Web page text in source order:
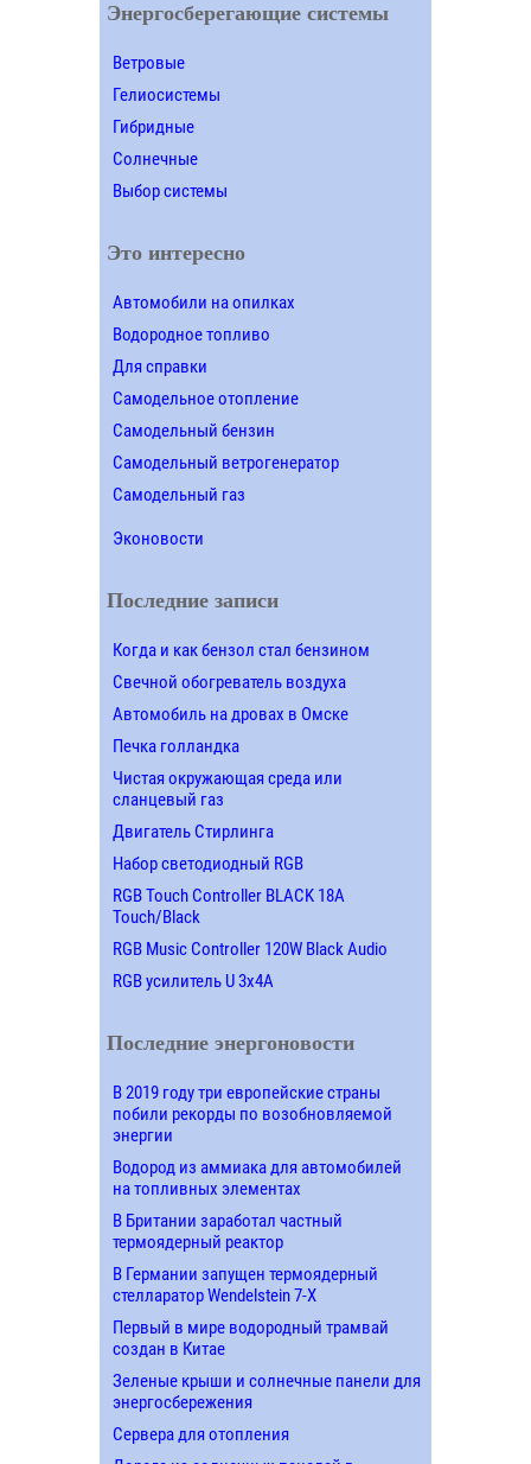
Энергосберегающие системы
Ветровые
Гелиосистемы
Гибридные
Солнечные
Выбор системы
Это интересно
Автомобили на опилках
Водородное топливо
Для справки
Самодельное отопление
Самодельный бензин
Самодельный ветрогенератор
Самодельный газ
Эконовости
Последние записи
Когда и как бензол стал бензином
Свечной обогреватель воздуха
Автомобиль на дровах в Омске
Печка голландка
Чистая окружающая среда или
сланцевый газ
Двигатель Стирлинга
Набор светодиодный RGB
RGB Touch Controller BLACK 18A
Touch/Black
RGB Music Controller 120W Black Audio
RGB усилитель U 3х4A
Последние энергоновости
В 2019 году три европейские страны
побили рекорды по возобновляемой
энергии
Водород из аммиака для автомобилей
на топливных элементах
В Британии заработал частный
термоядерный реактор
В Германии запущен термоядерный
стелларатор Wendelstein 7-X
Первый в мире водородный трамвай
создан в Китае
Зеленые крыши и солнечные панели для
энергосбережения
Сервера для отопления